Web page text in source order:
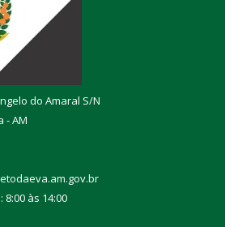
do Amaral S/N
- AM
às 14:00